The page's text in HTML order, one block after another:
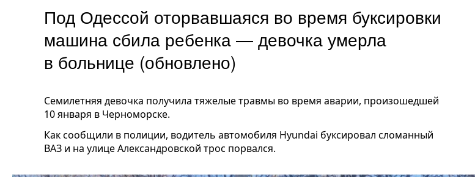
Под Одессой оторвавшаяся во время буксировки
машина сбила ребенка — девочка умерла
в больнице (обновлено)
Семилетняя девочка получила тяжелые травмы во время аварии, произошедшей
10 января в Черноморске.
Как сообщили в полиции, водитель автомобиля Hyundai буксировал сломанный
ВАЗ и на улице Александровской трос порвался.